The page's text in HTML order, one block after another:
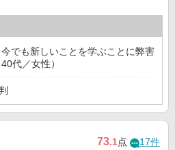
でも新しいことを学ぶことに弊害
代／女性）
73.1点 17件